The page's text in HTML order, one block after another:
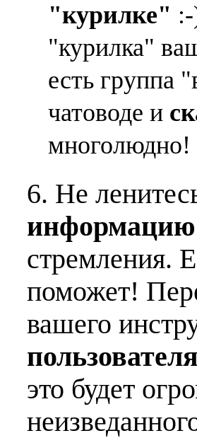
"курилке"
"курилка"
есть группа
чатоводе и
многолюдно!
6. Не
информацию
стремления.
поможет!
вашего
это будет